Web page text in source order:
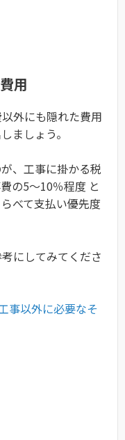
用
外にも隠れた費用
ましょう。
、工事に掛かる税
の5～10％程度 と
べて支払い優先度
にしてみてくださ
事以外に必要なそ